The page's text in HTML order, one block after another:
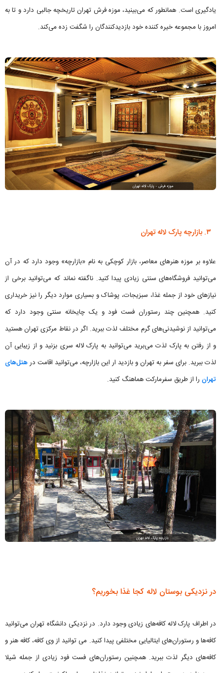
یادگیری است. همانطور که می‌بینید، موزه فرش تهران تاریخچه جالبی دارد و تا به
امروز با مجموعه خیره کننده خود بازدیدکنندگان را شگفت زده می‌کند.
۳. بازارچه پارک لاله تهران
علاوه بر موزه هنرهای معاصر، بازار کوچکی به نام «بازارچه» وجود دارد که در آن
می‌توانید فروشگاه‌های سنتی زیادی پیدا کنید. ناگفته نماند که می‌توانید برخی از
نیازهای خود از جمله غذا، سبزیجات، پوشاک و بسیاری موارد دیگر را نیز خریداری
کنید. همچنین چند رستوران فست فود و یک چایخانه سنتی وجود دارد که
می‌توانید از نوشیدنی‌های گرم مختلف لذت ببرید. اگر در نقاط مرکزی تهران هستید
و از رفتن به پارک لذت می‌برید می‌توانید به پارک لاله سری بزنید و از زیبایی آن
لذت ببرید. برای سفر به تهران و بازدید ار این بازارچه، می‌توانید اقامت درهتل‌های
تهران را از طریق سفرمارکت هماهنگ کنید.
در نزدیکی بوستان لاله کجا غذا بخوریم؟
در اطراف پارک لاله کافه‌های زیادی وجود دارد. در نزدیکی دانشگاه تهران می‌توانید
کافه‌ها و رستوران‌های ایتالیایی مختلفی پیدا کنید. می توانید از وی کافه، کافه هنر و
کافه‌های دیگر لذت ببرید. همچنین رستوران‌های فست فود زیادی از جمله شیلا